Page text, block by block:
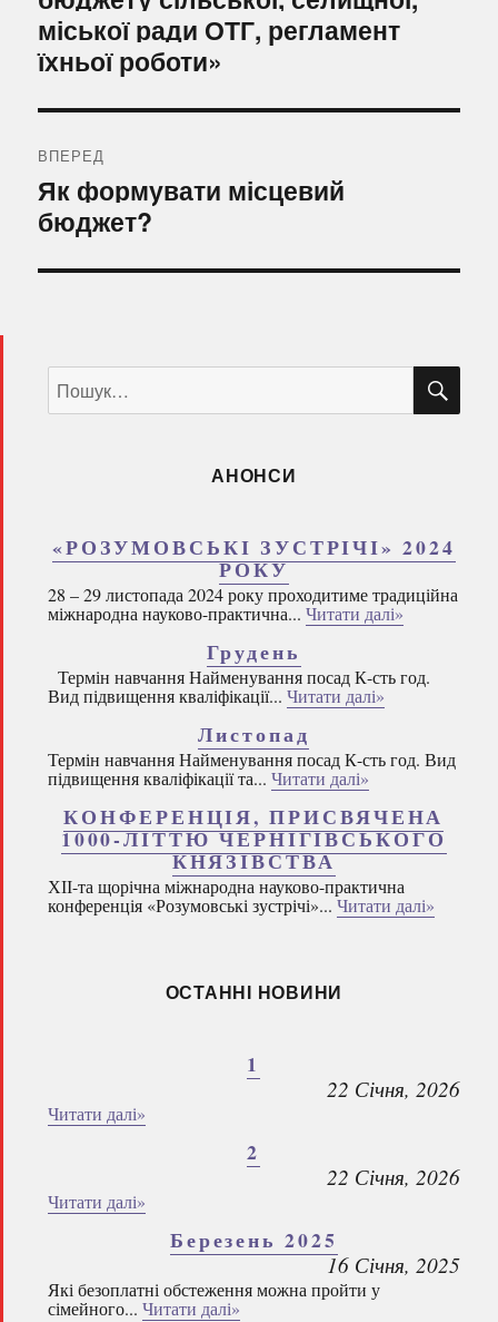
міської ради ОТГ, регламент
їхньої роботи»
ВПЕРЕД
Наступний
запис:
Як формувати місцевий
бюджет?
за
запитом:
АНОНСИ
«РОЗУМОВСЬКІ ЗУСТРІЧІ» 2024
РОКУ
28 – 29 листопада 2024 року проходитиме традиційна
міжнародна науково-практична... Читати далі»
Грудень
Термін навчання Найменування посад К-сть год.
Вид підвищення кваліфікації... Читати далі»
Листопад
Термін навчання Найменування посад К-сть год. Вид
підвищення кваліфікації та... Читати далі»
КОНФЕРЕНЦІЯ, ПРИСВЯЧЕНА
1000-ЛІТТЮ ЧЕРНІГІВСЬКОГО
КНЯЗІВСТВА
ХІІ-та щорічна міжнародна науково-практична
конференція «Розумовські зустрічі»... Читати далі»
ОСТАННІ НОВИНИ
1
22 Січня, 2026
Читати далі»
2
22 Січня, 2026
Читати далі»
Березень 2025
16 Січня, 2025
Які безоплатні обстеження можна пройти у
сімейного... Читати далі»